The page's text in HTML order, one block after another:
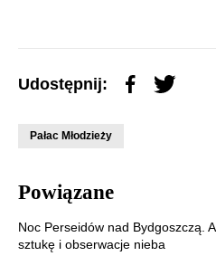
Udostępnij:
Pałac Młodzieży
Powiązane
Noc Perseidów nad Bydgoszczą.
sztukę i obserwacje nieba